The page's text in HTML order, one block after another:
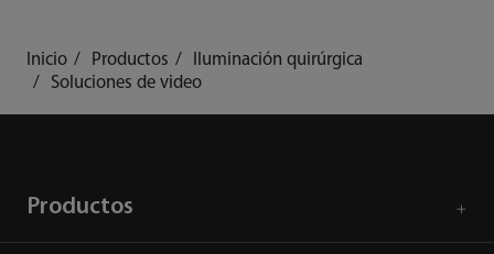
Inicio Productos
Iluminación quirúrgica
Soluciones de video
Productos